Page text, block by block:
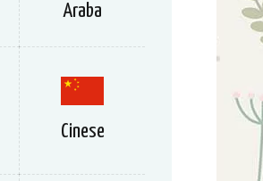
Araba
Cinese